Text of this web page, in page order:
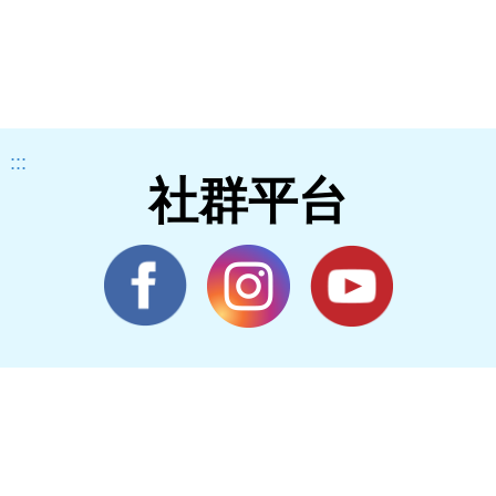
:::
社群平台